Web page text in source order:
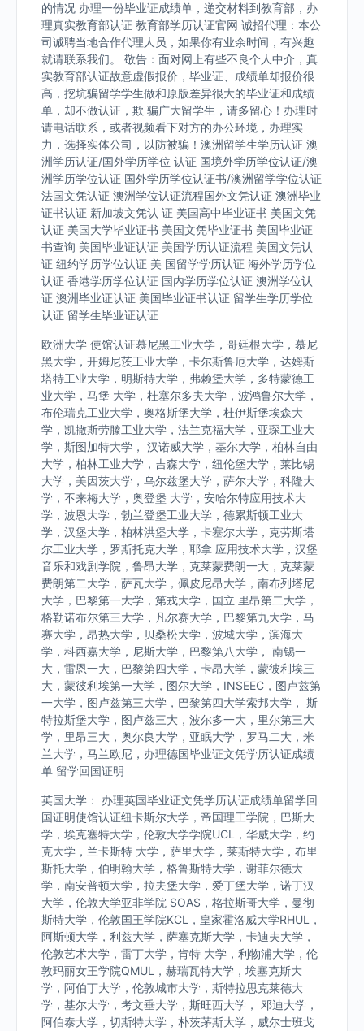
的情况 办理一份毕业证成绩单，递交材料到教育部，办
理真实教育部认证 教育部学历认证官网 诚招代理：本公
司诚聘当地合作代理人员，如果你有业余时间，有兴趣
就请联系我们。 敬告：面对网上有些不良个人中介，真
实教育部认证故意虚假报价，毕业证、成绩单却报价很
高，挖坑骗留学学生做和原版差异很大的毕业证和成绩
单，却不做认证，欺 骗广大留学生，请多留心！办理时
请电话联系，或者视频看下对方的办公环境，办理实
力，选择实体公司，以防被骗！澳洲留学生学历认证 澳
洲学历认证/国外学历学位 认证 国境外学历学位认证/澳
洲学历学位认证 国外学历学位认证书/澳洲留学学位认证
法国文凭认证 澳洲学位认证流程国外文凭认证 澳洲毕业
证书认证 新加坡文凭认 证 美国高中毕业证书 美国文凭
认证 美国大学毕业证书 美国文凭毕业证书 美国毕业证
书查询 美国毕业证认证 美国学历认证流程 美国文凭认
证 纽约学历学位认证 美 国留学学历认证 海外学历学位
认证 香港学历学位认证 国内学历学位认证 澳洲学位认
证 澳洲毕业证认证 美国毕业证书认证 留学生学历学位
认证 留学生毕业证认证
欧洲大学 使馆认证慕尼黑工业大学，哥廷根大学，慕尼
黑大学，开姆尼茨工业大学，卡尔斯鲁厄大学，达姆斯
塔特工业大学，明斯特大学，弗赖堡大学，多特蒙德工
业大学，马堡 大学，杜塞尔多夫大学，波鸿鲁尔大学，
布伦瑞克工业大学，奥格斯堡大学，杜伊斯堡埃森大
学，凯撒斯劳滕工业大学，法兰克福大学，亚琛工业大
学，斯图加特大学， 汉诺威大学，基尔大学，柏林自由
大学，柏林工业大学，吉森大学，纽伦堡大学，莱比锡
大学，美因茨大学，乌尔兹堡大学，萨尔大学，科隆大
学，不来梅大学，奥登堡 大学，安哈尔特应用技术大
学，波恩大学，勃兰登堡工业大学，德累斯顿工业大
学，汉堡大学，柏林洪堡大学，卡塞尔大学，克劳斯塔
尔工业大学，罗斯托克大学，耶拿 应用技术大学，汉堡
音乐和戏剧学院，鲁昂大学，克莱蒙费朗一大，克莱蒙
费朗第二大学，萨瓦大学，佩皮尼昂大学，南布列塔尼
大学，巴黎第一大学，第戎大学，国立 里昂第二大学，
格勒诺布尔第三大学，凡尔赛大学，巴黎第九大学，马
赛大学，昂热大学，贝桑松大学，波城大学，滨海大
学，科西嘉大学，尼斯大学，巴黎第八大学， 南锡一
大，雷恩一大，巴黎第四大学，卡昂大学，蒙彼利埃三
大，蒙彼利埃第一大学，图尔大学，INSEEC，图卢兹第
一大学，图卢兹第三大学，巴黎第四大学索邦大学， 斯
特拉斯堡大学，图卢兹三大，波尔多一大，里尔第三大
学，里昂三大，奥尔良大学，亚眠大学，罗马二大，米
兰大学，马兰欧尼，办理德国毕业证文凭学历认证成绩
单 留学回国证明
英国大学： 办理英国毕业证文凭学历认证成绩单留学回
国证明使馆认证纽卡斯尔大学，帝国理工学院，巴斯大
学，埃克塞特大学，伦敦大学学院UCL，华威大学，约
克大学，兰卡斯特 大学，萨里大学，莱斯特大学，布里
斯托大学，伯明翰大学，格鲁斯特大学，谢菲尔德大
学，南安普顿大学，拉夫堡大学，爱丁堡大学，诺丁汉
大学，伦敦大学亚非学院 SOAS，格拉斯哥大学，曼彻
斯特大学，伦敦国王学院KCL，皇家霍洛威大学RHUL，
阿斯顿大学，利兹大学，萨塞克斯大学，卡迪夫大学，
伦敦艺术大学，雷丁大学，肯特 大学，利物浦大学，伦
敦玛丽女王学院QMUL，赫瑞瓦特大学，埃塞克斯大
学，阿伯丁大学，伦敦城市大学，斯特拉思克莱德大
学，基尔大学，考文垂大学，斯旺西大学， 邓迪大学，
阿伯泰大学，切斯特大学，朴茨茅斯大学，威尔士班戈